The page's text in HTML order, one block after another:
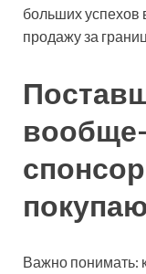
больших успехов
продажу за
Важно понимать: